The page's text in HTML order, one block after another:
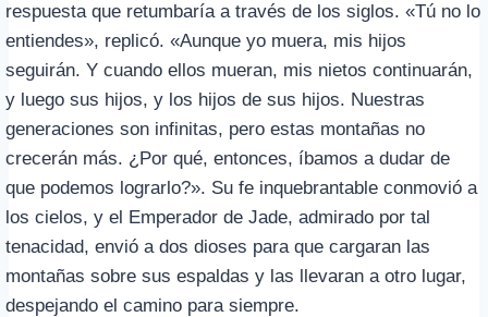
respuesta que retumbaría a través de los siglos. «Tú no lo
entiendes», replicó. «Aunque yo muera, mis hijos
seguirán. Y cuando ellos mueran, mis nietos continuarán,
y luego sus hijos, y los hijos de sus hijos. Nuestras
generaciones son infinitas, pero estas montañas no
crecerán más. ¿Por qué, entonces, íbamos a dudar de
que podemos lograrlo?». Su fe inquebrantable conmovió a
los cielos, y el Emperador de Jade, admirado por tal
tenacidad, envió a dos dioses para que cargaran las
montañas sobre sus espaldas y las llevaran a otro lugar,
despejando el camino para siempre.